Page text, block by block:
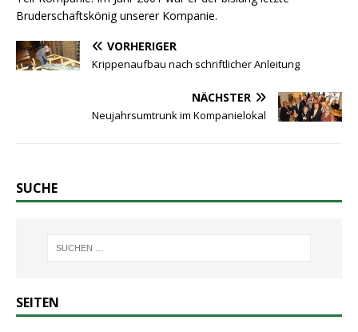
Bruderschaftskönig unserer Kompanie.
VORHERIGER
Krippenaufbau nach schriftlicher Anleitung
NÄCHSTER
Neujahrsumtrunk im Kompanielokal
SUCHE
SEITEN